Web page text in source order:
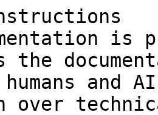
is
the
and
over